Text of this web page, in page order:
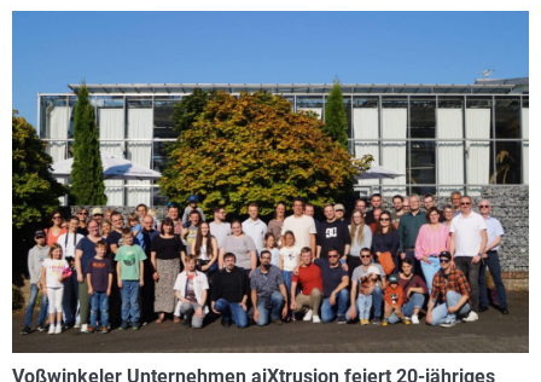
Voßwinkeler Unternehmen aiXtrusion feiert 20-jähriges